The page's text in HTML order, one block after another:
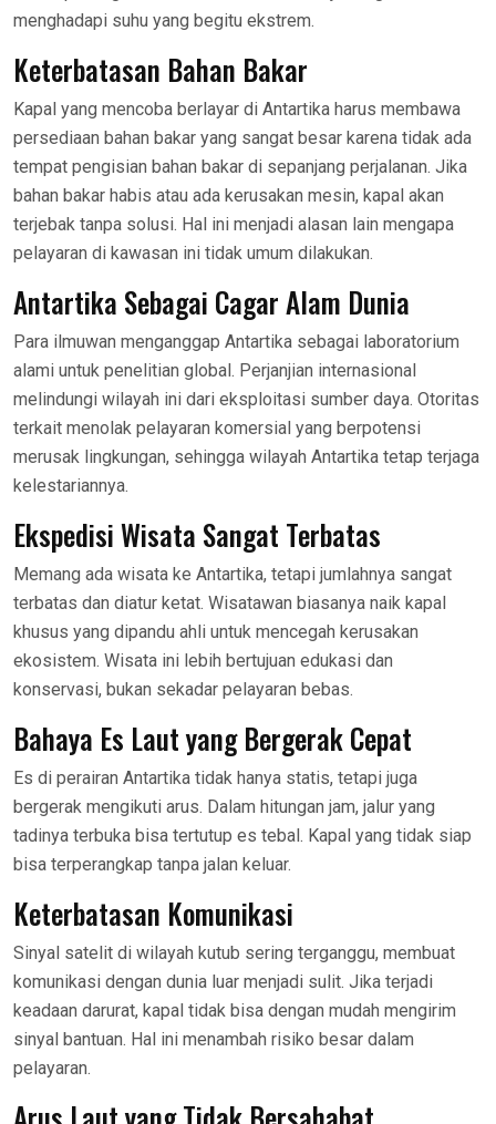
menghadapi suhu yang begitu ekstrem.
Keterbatasan Bahan Bakar
Kapal yang mencoba berlayar di Antartika harus membawa
persediaan bahan bakar yang sangat besar karena tidak ada
tempat pengisian bahan bakar di sepanjang perjalanan. Jika
bahan bakar habis atau ada kerusakan mesin, kapal akan
terjebak tanpa solusi. Hal ini menjadi alasan lain mengapa
pelayaran di kawasan ini tidak umum dilakukan.
Antartika Sebagai Cagar Alam Dunia
Para ilmuwan menganggap Antartika sebagai laboratorium
alami untuk penelitian global. Perjanjian internasional
melindungi wilayah ini dari eksploitasi sumber daya. Otoritas
terkait menolak pelayaran komersial yang berpotensi
merusak lingkungan, sehingga wilayah Antartika tetap terjaga
kelestariannya.
Ekspedisi Wisata Sangat Terbatas
Memang ada wisata ke Antartika, tetapi jumlahnya sangat
terbatas dan diatur ketat. Wisatawan biasanya naik kapal
khusus yang dipandu ahli untuk mencegah kerusakan
ekosistem. Wisata ini lebih bertujuan edukasi dan
konservasi, bukan sekadar pelayaran bebas.
Bahaya Es Laut yang Bergerak Cepat
Es di perairan Antartika tidak hanya statis, tetapi juga
bergerak mengikuti arus. Dalam hitungan jam, jalur yang
tadinya terbuka bisa tertutup es tebal. Kapal yang tidak siap
bisa terperangkap tanpa jalan keluar.
Keterbatasan Komunikasi
Sinyal satelit di wilayah kutub sering terganggu, membuat
komunikasi dengan dunia luar menjadi sulit. Jika terjadi
keadaan darurat, kapal tidak bisa dengan mudah mengirim
sinyal bantuan. Hal ini menambah risiko besar dalam
pelayaran.